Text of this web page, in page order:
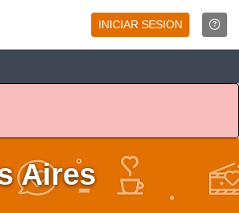
INICIAR SESION
Aires